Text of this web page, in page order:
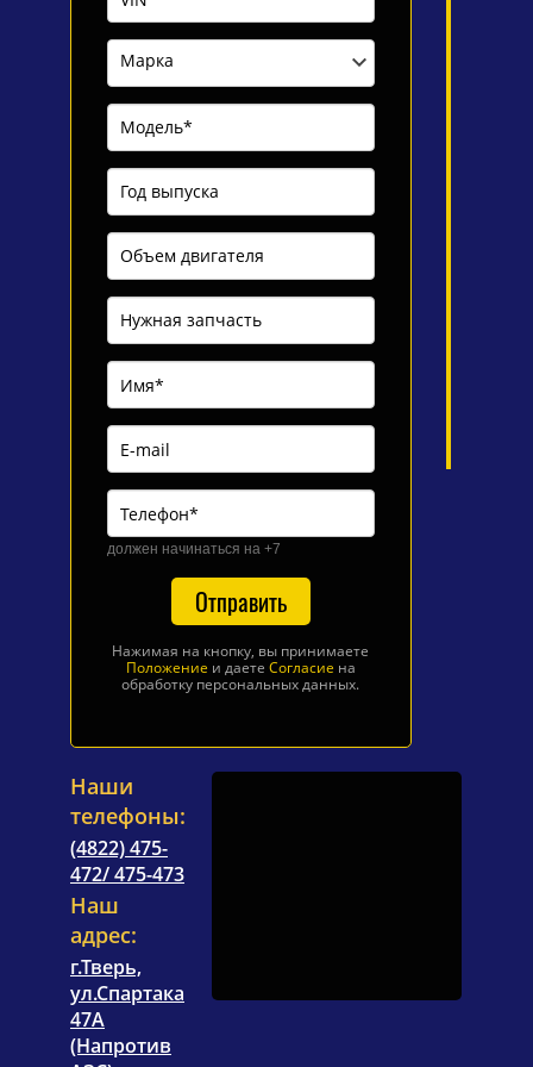
должен начинаться на +7
Отправить
Нажимая на кнопку, вы принимаете
Положение и даете Согласие на
обработку персональных данных.
Наши
телефоны:
(4822) 475-
472/ 475-473
Наш
адрес:
г.Тверь,
ул.Спартака
47А
(Напротив